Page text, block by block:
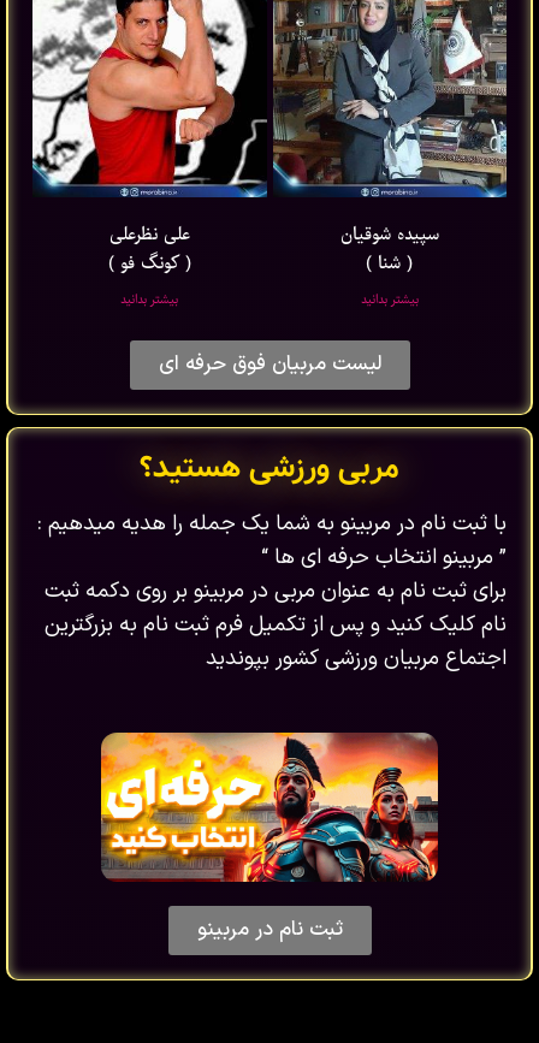
سپیده شوقیان
( شنا )
بیشتر بدانید
علی نظرعلی
( کونگ فو )
بیشتر بدانید
لیست مربیان فوق حرفه ای
مربی ورزشی هستید؟
با ثبت نام در مربینو به شما یک جمله را هدیه میدهیم :
” مربینو انتخاب حرفه ای ها “
برای ثبت نام به عنوان مربی در مربینو بر روی دکمه ثبت
نام کلیک کنید و پس از تکمیل فرم ثبت نام به بزرگترین
اجتماع مربیان ورزشی کشور بپوندید
ثبت نام در مربینو